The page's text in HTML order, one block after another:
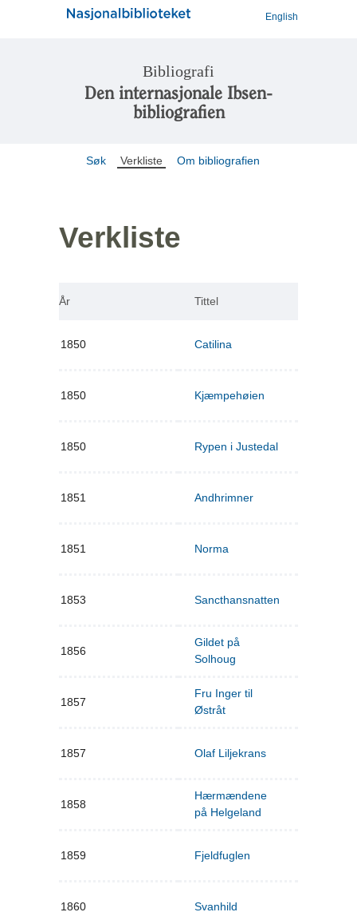
English
Bibliografi
Den internasjonale Ibsen-
bibliografien
Søk Verkliste Om bibliografien
Verkliste
År Tittel
1850 Catilina
1850 Kjæmpehøien
1850 Rypen i Justedal
1851 Andhrimner
1851 Norma
1853 Sancthansnatten
1856
Gildet på
Solhoug
1857
Fru Inger til
Østråt
1857 Olaf Liljekrans
1858
Hærmændene
på Helgeland
1859 Fjeldfuglen
1860 Svanhild